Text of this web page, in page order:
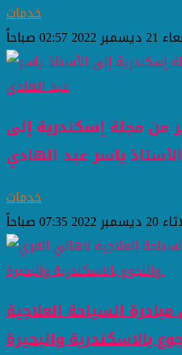
خدمات
02:57 صباحاً
مجلة إسكندرية إلى
الأستاذ ياسر عبد الهادي
خدمات
07:35 صباحاً
السياحة العلاجية